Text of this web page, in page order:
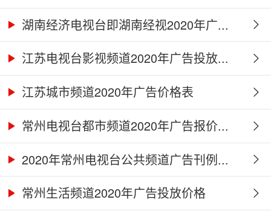
湖南经济电视台即湖南经视2020年广...
江苏电视台影视频道2020年广告投放...
江苏城市频道2020年广告价格表
常州电视台都市频道2020年广告报价...
2020年常州电视台公共频道广告刊例...
常州生活频道2020年广告投放价格